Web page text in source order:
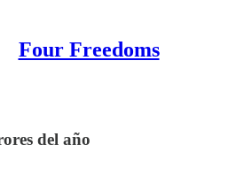
Four Freedoms
del año